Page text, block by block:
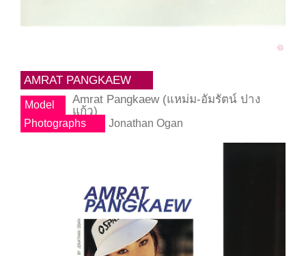
AMRAT PANGKAEW
Model
Amrat Pangkaew (แหม่ม-อัมรัตน์ ปาง
แก้ว)
Photographs Jonathan Ogan